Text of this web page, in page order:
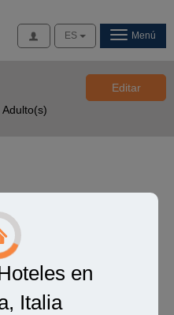
AccesoES Menú
Editar
en
Italia